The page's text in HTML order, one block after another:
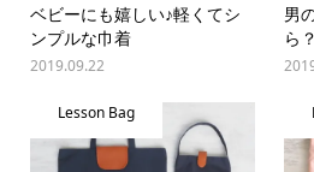
ベビーにも嬉しい♪軽くてシ
ンプルな巾着
2019.09.22
男
ら
Lesson Bag